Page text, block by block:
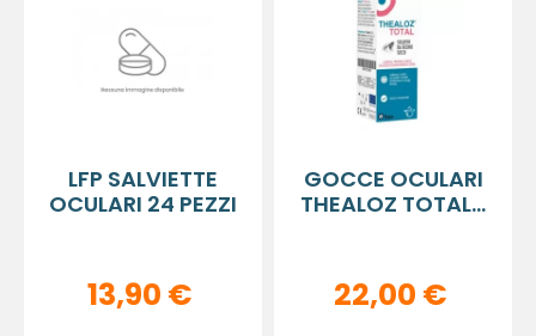
LFP SALVIETTE
OCULARI 24 PEZZI
13,90 €
GOCCE OCULARI
THEALOZ TOTAL...
22,00 €